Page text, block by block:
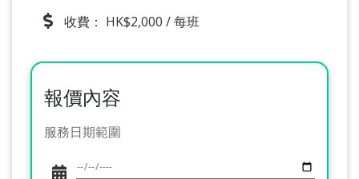
收費： HK$2,000 / 每班
報價內容
服務日期範圍